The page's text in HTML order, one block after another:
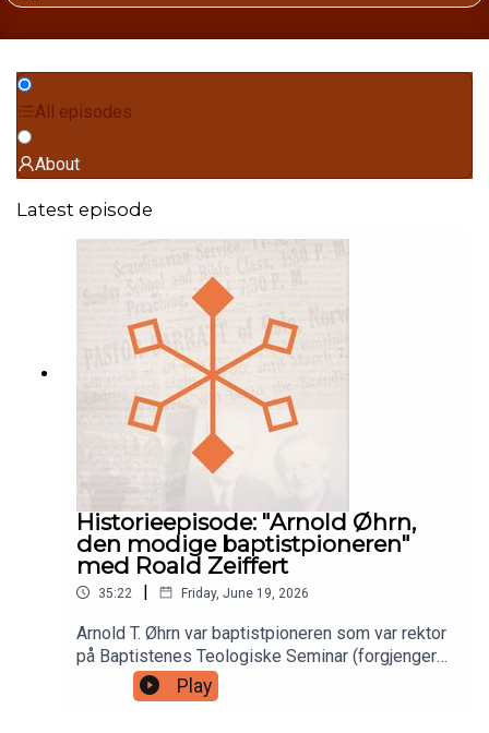
All episodes
About
Latest episode
Historieepisode: "Arnold Øhrn,
den modige baptistpioneren"
med Roald Zeiffert
35:22 | Friday, June 19, 2026
Arnold T. Øhrn var baptistpioneren som var rektor
på Baptistenes Teologiske Seminar (forgjengeren
til HLT), leder av Dissentertinget og
generalsekretær av Baptist World Alliance. Han er
Play